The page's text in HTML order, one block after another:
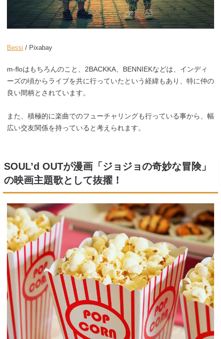
Bessi / Pixabay
m-floはもちろんのこと、2BACKKA、BENNIEKなどは、インディ
ーズの頃からライブを共に行っていたという経緯もあり、特に仲の
良い間柄とされています。
また、積極的に楽曲でのフューチャリングも行っている事から、幅
広い交友関係を持っていると考えられます。
SOUL’d OUTが漫画「ジョジョの奇妙な冒険」
の映画主題歌として抜擢！